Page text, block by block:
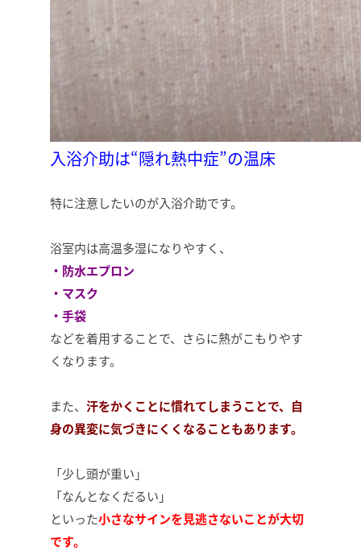
入浴介助は“隠れ熱中症”の温床
特に注意したいのが入浴介助です。
浴室内は高温多湿になりやすく、
・防水エプロン
・マスク
・手袋
などを着用することで、さらに熱がこもりやす
くなります。
また、 汗をかくことに慣れてしまうことで、自
身の異変に気づきにくくなることもあります。
「少し頭が重い」
「なんとなくだるい」
といった小さなサインを見逃さないことが大切
です。